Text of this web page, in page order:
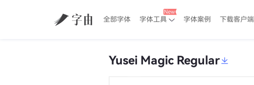
全部字体 字体工具 字体案例 下载客户端
Yusei Magic Regular